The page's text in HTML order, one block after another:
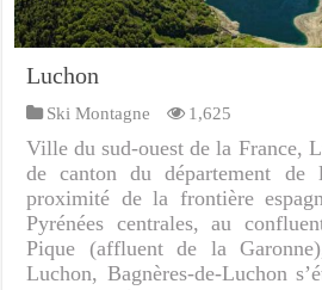
Luchon
Ski Montagne 1,625
Ville du sud-ouest de la France,
de canton du département de
proximité de la frontière
Pyrénées centrales, au
Pique (affluent de la
Luchon, Bagnères-de-Luchon